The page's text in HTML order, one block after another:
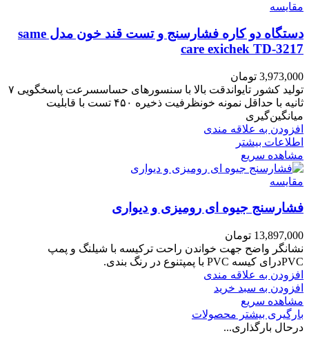
مقایسه
دستگاه دو کاره فشارسنج و تست قند خون مدل same
care exichek TD-3217
3,973,000 تومان
تولید کشور تایواندقت بالا با سنسورهای حساسسرعت پاسخگویی ۷
ثانیه با حداقل نمونه خونظرفیت ذخیره ۴۵۰ تست با قابلیت
میانگین‌گیری
افزودن به علاقه مندی
اطلاعات بیشتر
مشاهده سریع
مقایسه
فشارسنج جیوه ای رومیزی و دیواری
13,897,000 تومان
نشانگر واضح جهت خواندن راحت ترکیسه با شیلنگ و پمپ
PVCدرای کیسه PVC با پمپتنوع در رنگ بندی.
افزودن به علاقه مندی
افزودن به سبد خرید
مشاهده سریع
بارگیری بیشتر محصولات
درحال بارگذاری...